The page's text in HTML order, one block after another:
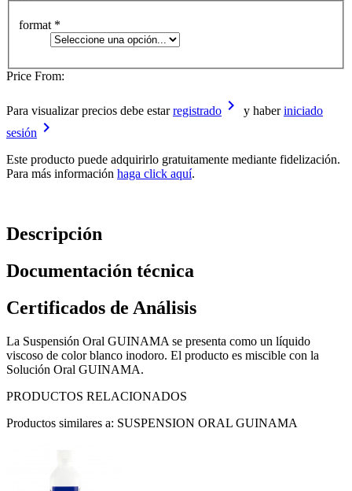
format *
Price From:
Para visualizar precios debe estarregistrado keyboard_arrow_right y haberiniciado
sesión keyboard_arrow_right
Este producto puede adquirirlo gratuitamente mediante fidelización.
Para más información haga click aquí.
Descripción
Documentación técnica
Certificados de Análisis
La Suspensión Oral GUINAMA se presenta como un líquido
viscoso de color blanco inodoro. El producto es miscible con la
Solución Oral GUINAMA.
PRODUCTOS RELACIONADOS
Productos similares a: SUSPENSION ORAL GUINAMA